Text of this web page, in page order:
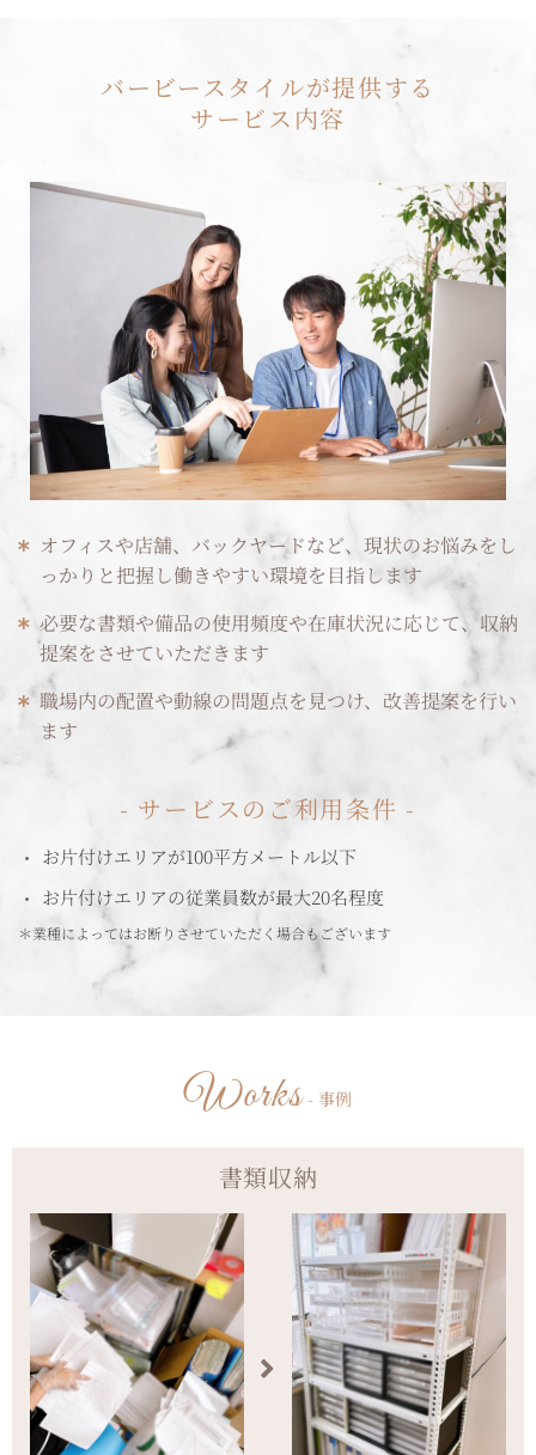
バービースタイルが提供する
サービス内容
オフィスや店舗、バックヤードなど、現状のお悩みをし
っかりと把握し働きやすい環境を目指します
必要な書類や備品の使用頻度や在庫状況に応じて、収納
提案をさせていただきます
職場内の配置や動線の問題点を見つけ、改善提案を行い
ます
- サービスのご利用条件 -
お片付けエリアが100平方メートル以下
お片付けエリアの従業員数が最大20名程度
＊業種によってはお断りさせていただく場合もございます
Works- 事例
書類収納